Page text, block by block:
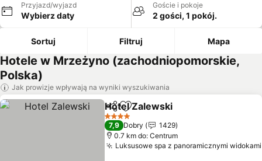
Przyjazd/wyjazd
Wybierz daty
Goście i pokoje
2 gości, 1 pokój.
Sortuj Filtruj Mapa
Hotele w Mrzeżyno (zachodniopomorskie,
Polska)
Jak prowizje wpływają na wyniki wyszukiwania
Udostępnij
Dodaj do ulubionych
Hotel Zalewski
4 Kategoria
7,9 Dobry
1429
0.7 km do: Centrum
Luksusowe spa z panoramicznymi widokami